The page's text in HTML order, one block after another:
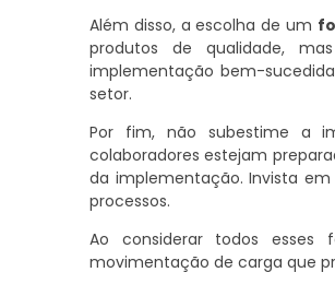
Além disso, a escolha de um
produtos de qualidade,
implementação bem-
setor.
Por fim, não subestime a
colaboradores estejam
da implementação. Invista
processos.
Ao considerar todos esses
movimentação de carga que